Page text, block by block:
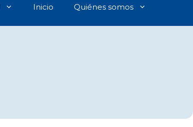
Inicio Quiénes somos